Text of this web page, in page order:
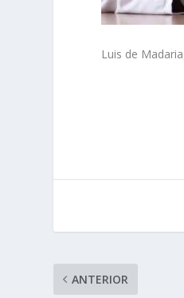
Luis de
ANTERIOR